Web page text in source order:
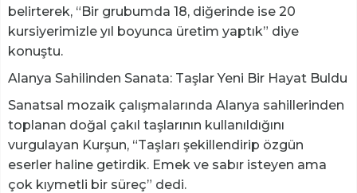
belirterek, “Bir grubumda 18, diğerinde ise 20
kursiyerimizle yıl boyunca üretim yaptık” diye
konuştu.
Alanya Sahilinden Sanata: Taşlar Yeni Bir Hayat Buldu
Sanatsal mozaik çalışmalarında Alanya sahillerinden
toplanan doğal çakıl taşlarının kullanıldığını
vurgulayan Kurşun, “Taşları şekillendirip özgün
eserler haline getirdik. Emek ve sabır isteyen ama
çok kıymetli bir süreç” dedi.